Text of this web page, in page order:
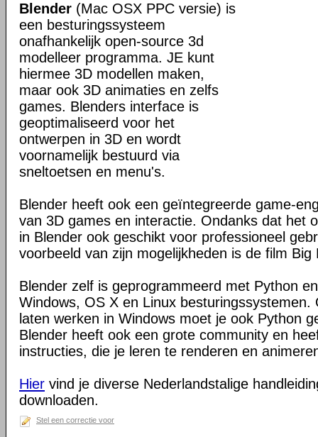
Blender (Mac OSX PPC versie) is
een besturingssysteem
onafhankelijk open-source 3d
modelleer programma. JE kunt
hiermee 3D modellen maken,
maar ook 3D animaties en zelfs
games. Blenders interface is
geoptimaliseerd voor het
ontwerpen in 3D en wordt
voornamelijk bestuurd via
sneltoetsen en menu's.
Blender heeft ook een geïntegreerde game-
van 3D games en interactie. Ondanks dat het
in Blender ook geschikt voor professioneel
voorbeeld van zijn mogelijkheden is de film Big
Blender zelf is geprogrammeerd met Python
Windows, OS X en Linux besturingssystemen.
laten werken in Windows moet je ook Python
Blender heeft ook een grote community en
instructies, die je leren te renderen en
Hier vind je diverse Nederlandstalige
downloaden.
Stel een correctie voor